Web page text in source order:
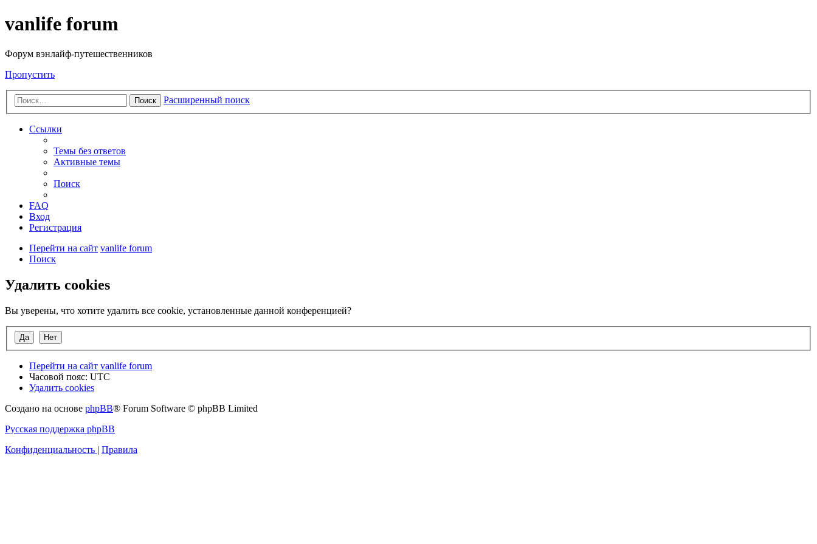
vanlife forum
Форум вэнлайф-путешественников
Пропустить
Поиск Расширенный поиск
Ссылки
Темы без ответов
Активные темы
Поиск
FAQ
Вход
Регистрация
Перейти на сайт vanlife forum
Поиск
Удалить cookies
Вы уверены, что хотите удалить все cookie, установленные данной конференцией?
Перейти на сайт vanlife forum
Часовой пояс: UTC
Удалить cookies
Создано на основе phpBB® Forum Software © phpBB Limited
Русская поддержка phpBB
Конфиденциальность | Правила